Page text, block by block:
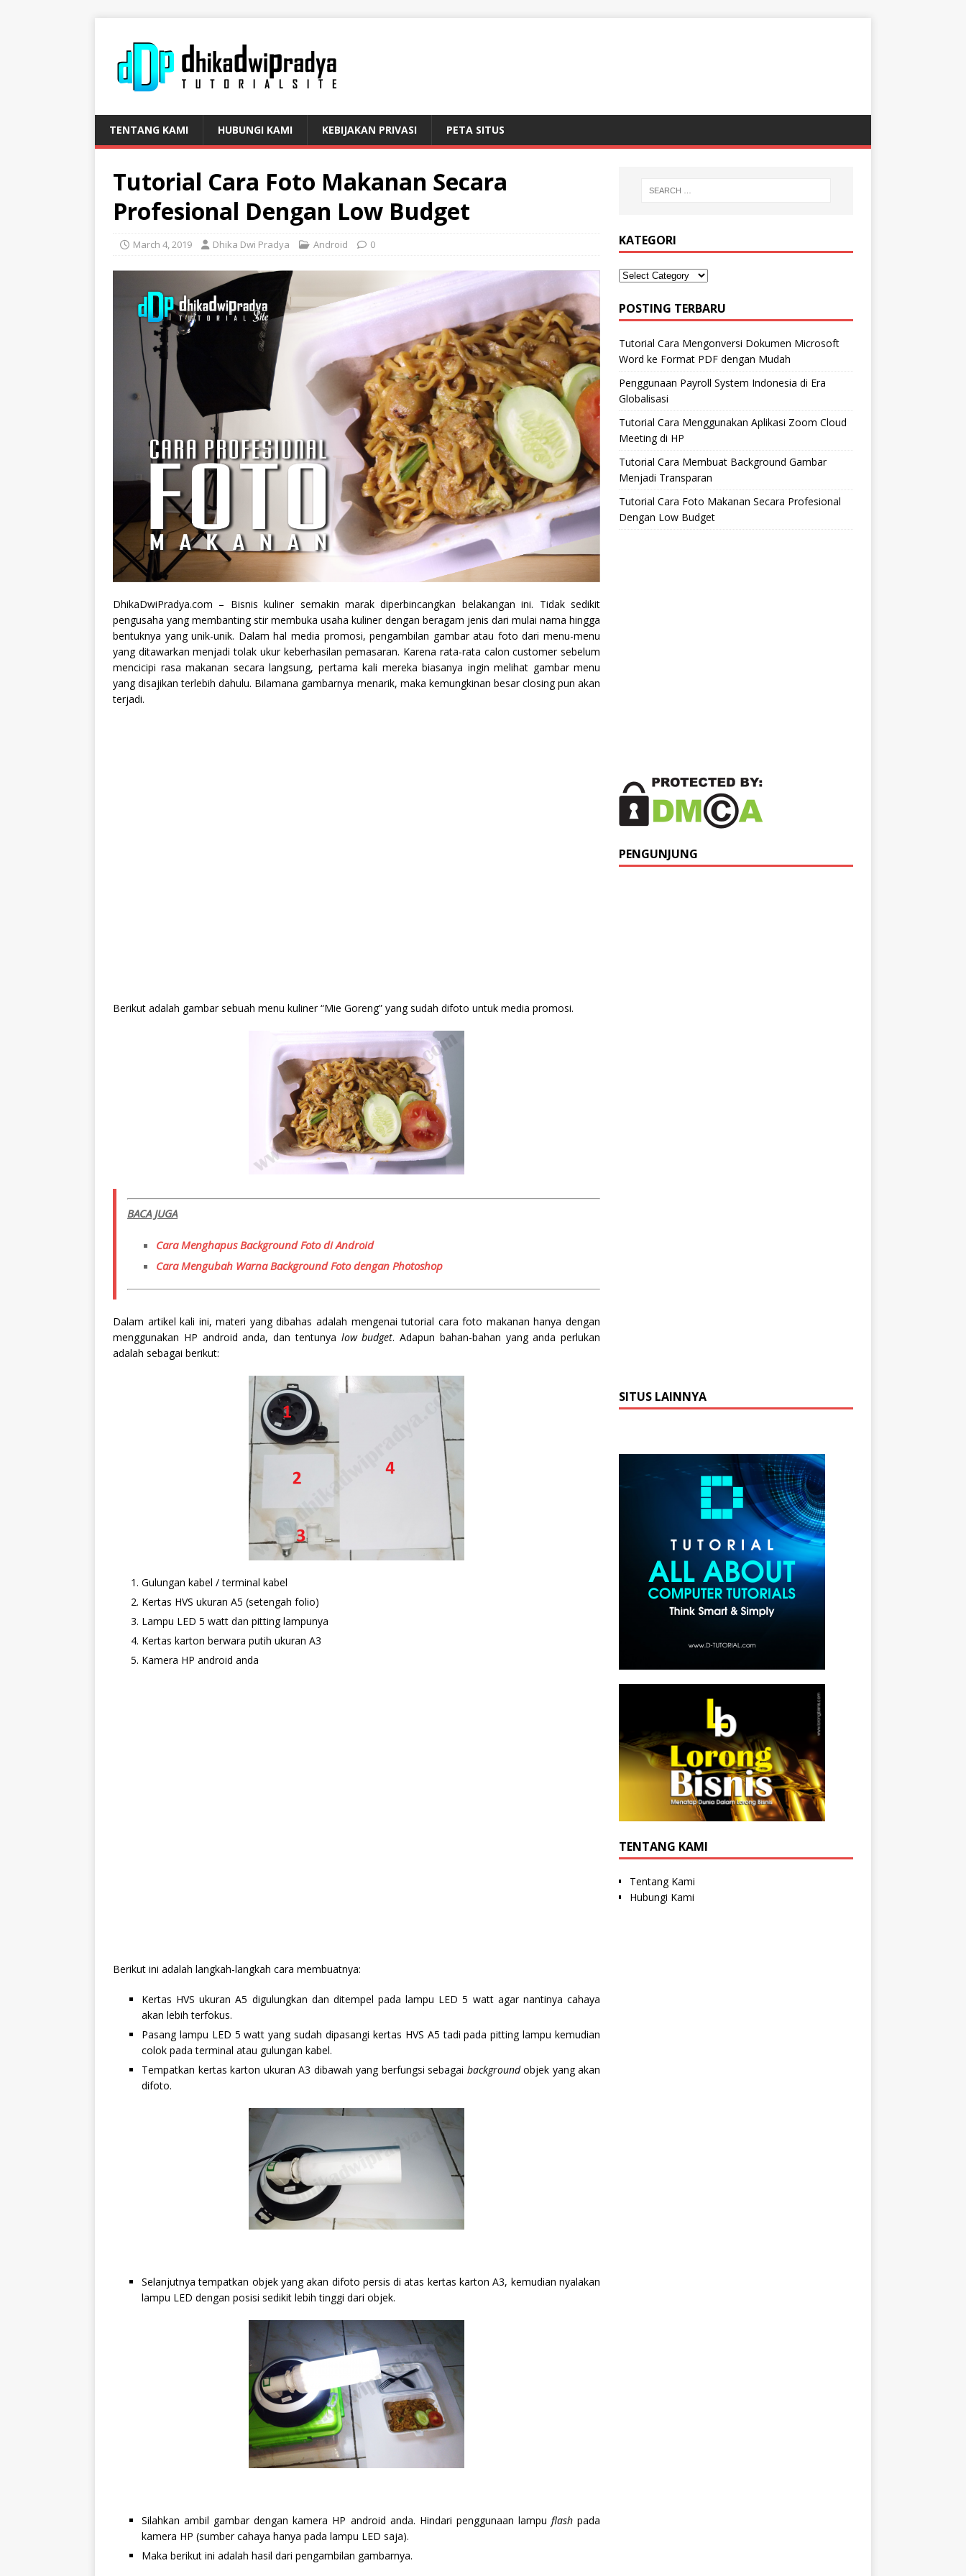
TENTANG KAMI HUBUNGI KAMI KEBIJAKAN PRIVASI PETA SITUS
Tutorial Cara Foto Makanan Secara
Profesional Dengan Low Budget
March 4, 2019 Dhika Dwi Pradya Android 0
DhikaDwiPradya.com – Bisnis kuliner semakin marak diperbincangkan belakangan ini. Tidak sedikit
pengusaha yang membanting stir membuka usaha kuliner dengan beragam jenis dari mulai nama hingga
bentuknya yang unik-unik. Dalam hal media promosi, pengambilan gambar atau foto dari menu-menu
yang ditawarkan menjadi tolak ukur keberhasilan pemasaran. Karena rata-rata calon customer sebelum
mencicipi rasa makanan secara langsung, pertama kali mereka biasanya ingin melihat gambar menu
yang disajikan terlebih dahulu. Bilamana gambarnya menarik, maka kemungkinan besar closing pun akan
terjadi.
Berikut adalah gambar sebuah menu kuliner “Mie Goreng” yang sudah difoto untuk media promosi.
BACA JUGA
Cara Menghapus Background Foto di Android
Cara Mengubah Warna Background Foto dengan Photoshop
Dalam artikel kali ini, materi yang dibahas adalah mengenai tutorial cara foto makanan hanya dengan
menggunakan HP android anda, dan tentunya low budget. Adapun bahan-bahan yang anda perlukan
adalah sebagai berikut:
Gulungan kabel / terminal kabel
Kertas HVS ukuran A5 (setengah folio)
Lampu LED 5 watt dan pitting lampunya
Kertas karton berwara putih ukuran A3
Kamera HP android anda
Berikut ini adalah langkah-langkah cara membuatnya:
Kertas HVS ukuran A5 digulungkan dan ditempel pada lampu LED 5 watt agar nantinya cahaya
akan lebih terfokus.
Pasang lampu LED 5 watt yang sudah dipasangi kertas HVS A5 tadi pada pitting lampu kemudian
colok pada terminal atau gulungan kabel.
Tempatkan kertas karton ukuran A3 dibawah yang berfungsi sebagai backgroundobjek yang akan
difoto.
Selanjutnya tempatkan objek yang akan difoto persis di atas kertas karton A3, kemudian nyalakan
lampu LED dengan posisi sedikit lebih tinggi dari objek.
Silahkan ambil gambar dengan kamera HP android anda. Hindari penggunaan lampu flashpada
kamera HP (sumber cahaya hanya pada lampu LED saja).
Maka berikut ini adalah hasil dari pengambilan gambarnya.
KATEGORI
POSTING TERBARU
Tutorial Cara Mengonversi Dokumen Microsoft
Word ke Format PDF dengan Mudah
Penggunaan Payroll System Indonesia di Era
Globalisasi
Tutorial Cara Menggunakan Aplikasi Zoom Cloud
Meeting di HP
Tutorial Cara Membuat Background Gambar
Menjadi Transparan
Tutorial Cara Foto Makanan Secara Profesional
Dengan Low Budget
PENGUNJUNG
SITUS LAINNYA
TENTANG KAMI
Tentang Kami
Hubungi Kami